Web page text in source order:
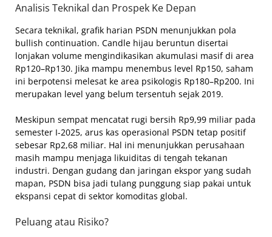
Analisis Teknikal dan Prospek Ke Depan
Secara teknikal, grafik harian PSDN menunjukkan pola
bullish continuation. Candle hijau beruntun disertai
lonjakan volume mengindikasikan akumulasi masif di area
Rp120–Rp130. Jika mampu menembus level Rp150, saham
ini berpotensi melesat ke area psikologis Rp180–Rp200. Ini
merupakan level yang belum tersentuh sejak 2019.
Meskipun sempat mencatat rugi bersih Rp9,99 miliar pada
semester I-2025, arus kas operasional PSDN tetap positif
sebesar Rp2,68 miliar. Hal ini menunjukkan perusahaan
masih mampu menjaga likuiditas di tengah tekanan
industri. Dengan gudang dan jaringan ekspor yang sudah
mapan, PSDN bisa jadi tulang punggung siap pakai untuk
ekspansi cepat di sektor komoditas global.
Peluang atau Risiko?